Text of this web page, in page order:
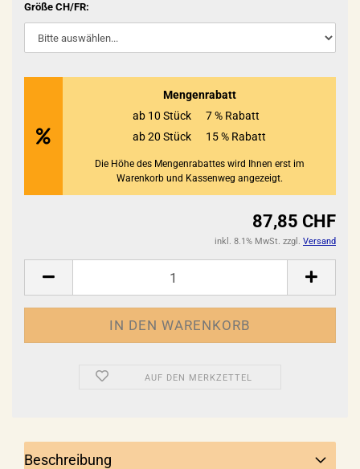
Größe CH/FR:
Mengenrabatt
ab 10 Stück
7 % Rabatt
ab 20 Stück
15 % Rabatt
Die Höhe des Mengenrabattes wird Ihnen erst im
Warenkorb und Kassenweg angezeigt.
87,85 CHF
inkl. 8.1% MwSt. zzgl. Versand
AUF DEN MERKZETTEL
Beschreibung